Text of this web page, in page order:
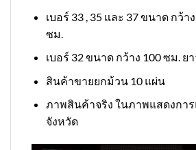
เบอร์ 33 , 35 และ 37 ขนาด กว้า
ซม.
เบอร์ 32 ขนาด กว้าง 100 ซม. ย
สินค้าขายยกม้วน 10 แผ่น
ภาพสินค้าจริง ในภาพแสดงกา
จังหวัด